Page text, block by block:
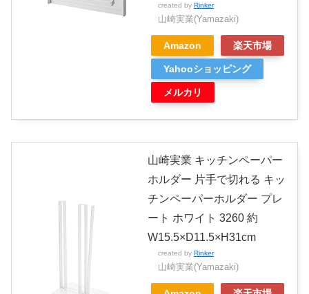
created by Rinker
山崎実業(Yamazaki)
Amazon 楽天市場
Yahooショッピング
メルカリ
山崎実業 キッチンペーパー
ホルダー 片手で切れる キッ
チンペーパーホルダー プレ
ート ホワイト 3260 約
W15.5×D11.5×H31cm
created by Rinker
山崎実業(Yamazaki)